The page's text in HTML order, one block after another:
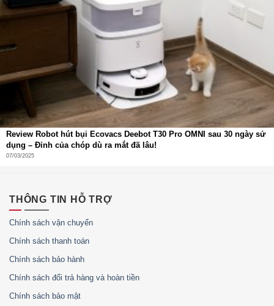
Thiết kế nhỏ gọn tinh tế, chất liệu cao cấp
Với diện tích chỉ0.19m²
đặt ở nhiều vị trí, từ phòng tắm, ban công đến nhà bếp.
Thiết kế bo tròn an toàn, màu sắc trang nhã và nắp kính
Review Robot hút bụi Ecovacs Deebot T30 Pro OMNI sau 30 ngày sử
dụng – Đỉnh của chóp dù ra mắt đã lâu!
07/03/2025
THÔNG TIN HỖ TRỢ
Chính sách vận chuyển
Chính sách thanh toán
Chính sách bảo hành
Chính sách đổi trả hàng và hoàn tiền
Chính sách bảo mật